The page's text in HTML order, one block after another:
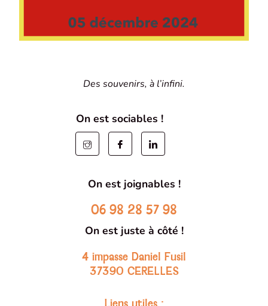
Des souvenirs, à l’infini.
On est sociables !
On est joignables !
06 98 28 57 98
On est juste à côté !
4 impasse Daniel Fusil
37390 CERELLES